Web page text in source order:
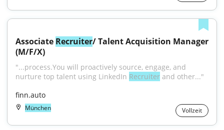
Associate Recruiter/ Talent Acquisition Manager
(M/F/X)
"...process.You will proactively source, engage, and
nurture top talent using LinkedIn Recruiter and other..."
finn.auto
München Vollzeit